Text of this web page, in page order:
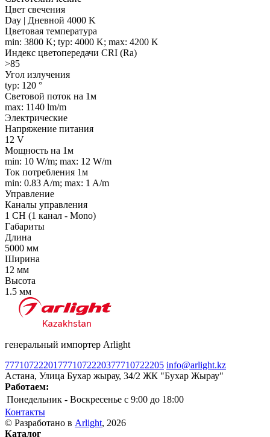
Цвет свечения
Day | Дневной 4000 K
Цветовая температура
min: 3800 K; typ: 4000 K; max: 4200 K
Индекс цветопередачи CRI (Ra)
>85
Угол излучения
typ: 120 °
Световой поток на 1м
max: 1140 lm/m
Электрические
Напряжение питания
12 V
Мощность на 1м
min: 10 W/m; max: 12 W/m
Ток потребления 1м
min: 0.83 A/m; max: 1 A/m
Управление
Каналы управления
1 CH (1 канал - Mono)
Габариты
Длина
5000 мм
Ширина
12 мм
Высота
1.5 мм
генеральный импортер Arlight
77710722201 7771072220377710722205 info@arlight.kz
Астана, Улица Бухар жырау, 34/2 ЖК "Бухар Жырау"
Работаем:
Понедельник - Воскресенье c 9:00 до 18:00
Контакты
© Разработано в Arlight, 2026
Каталог